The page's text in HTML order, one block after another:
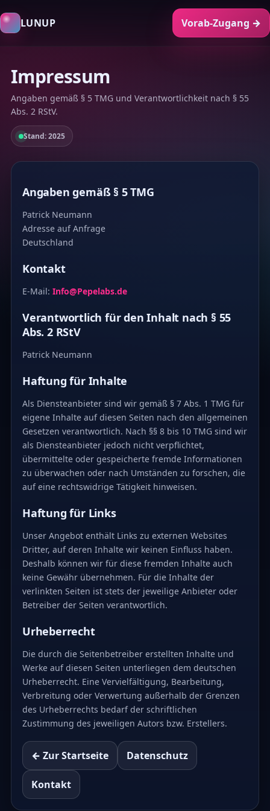
LUNUP Vorab-Zugang →
Impressum
Angaben gemäß § 5 TMG und Verantwortlichkeit nach § 55
Abs. 2 RStV.
Stand: 2025
Angaben gemäß § 5 TMG
Patrick Neumann
Adresse auf Anfrage
Deutschland
Kontakt
E-Mail: Info@Pepelabs.de
Verantwortlich für den Inhalt nach § 55
Abs. 2 RStV
Patrick Neumann
Haftung für Inhalte
Als Diensteanbieter sind wir gemäß § 7 Abs. 1 TMG für
eigene Inhalte auf diesen Seiten nach den allgemeinen
Gesetzen verantwortlich. Nach §§ 8 bis 10 TMG sind wir
als Diensteanbieter jedoch nicht verpflichtet,
übermittelte oder gespeicherte fremde Informationen
zu überwachen oder nach Umständen zu forschen, die
auf eine rechtswidrige Tätigkeit hinweisen.
Haftung für Links
Unser Angebot enthält Links zu externen Websites
Dritter, auf deren Inhalte wir keinen Einfluss haben.
Deshalb können wir für diese fremden Inhalte auch
keine Gewähr übernehmen. Für die Inhalte der
verlinkten Seiten ist stets der jeweilige Anbieter oder
Betreiber der Seiten verantwortlich.
Urheberrecht
Die durch die Seitenbetreiber erstellten Inhalte und
Werke auf diesen Seiten unterliegen dem deutschen
Urheberrecht. Eine Vervielfältigung, Bearbeitung,
Verbreitung oder Verwertung außerhalb der Grenzen
des Urheberrechts bedarf der schriftlichen
Zustimmung des jeweiligen Autors bzw. Erstellers.
← Zur Startseite Datenschutz
Kontakt